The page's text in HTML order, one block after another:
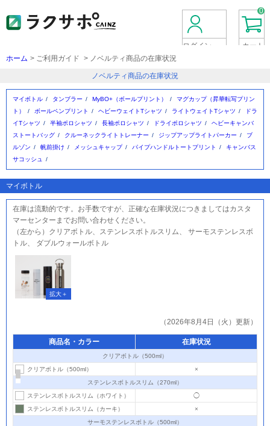
ログイン
0
カート
ホーム
ご利用ガイド ノベルティ商品の在庫状況
ノベルティ商品の在庫状況
マイボトル タンブラー MyBO+（ボールプリント）
マグカップ（昇華転写プリン
ト）
ボールペンプリント ヘビーウェイトTシャツ ライトウェイトTシャツ
ドラ
イTシャツ
半袖ポロシャツ 長袖ポロシャツ ドライポロシャツ
ヘビーキャンバ
ストートバッグ
クルーネックライトトレーナー ジップアップライトパーカー
ブ
ルゾン
帆前掛け メッシュキャップ パイプハンドルトートプリント
キャンバス
サコッシュ
マイボトル
在庫は流動的です。お手数ですが、正確な在庫状況につきましてはカスタ
マーセンターまでお問い合わせください。
（左から）クリアボトル、ステンレスボトルスリム、 サーモステンレスボ
トル、 ダブルウォールボトル
（2026年8月4日（火）更新）
商品名・カラー 在庫状況
クリアボトル（500ml）
クリアボトル（500ml）
×
ステンレスボトルスリム（270ml）
ステンレスボトルスリム（ホワイト）
◯
ステンレスボトルスリム（カーキ）
×
サーモステンレスボトル（500ml）